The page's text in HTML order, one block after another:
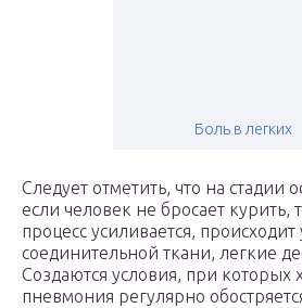
Боль в легких
Следует отметить, что на стадии
если человек не бросает курить,
процесс усиливается,
соединительной ткани, легкие
Создаются условия, при которых
пневмония регулярно